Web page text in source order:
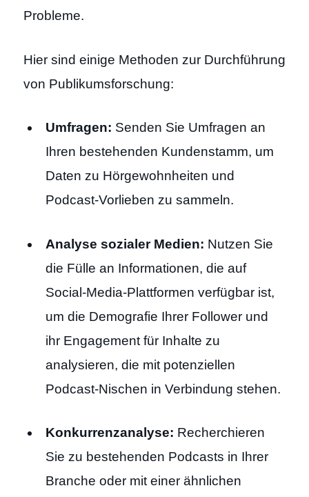
Probleme.
Hier sind einige Methoden zur Durchführung
von Publikumsforschung:
Umfragen: Senden Sie Umfragen an
Ihren bestehenden Kundenstamm, um
Daten zu Hörgewohnheiten und
Podcast-Vorlieben zu sammeln.
Analyse sozialer Medien: Nutzen Sie
die Fülle an Informationen, die auf
Social-Media-Plattformen verfügbar ist,
um die Demografie Ihrer Follower und
ihr Engagement für Inhalte zu
analysieren, die mit potenziellen
Podcast-Nischen in Verbindung stehen.
Konkurrenzanalyse: Recherchieren
Sie zu bestehenden Podcasts in Ihrer
Branche oder mit einer ähnlichen